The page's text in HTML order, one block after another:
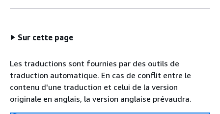
Sur cette page
Les traductions sont fournies par des outils de
traduction automatique. En cas de conflit entre le
contenu d'une traduction et celui de la version
originale en anglais, la version anglaise prévaudra.